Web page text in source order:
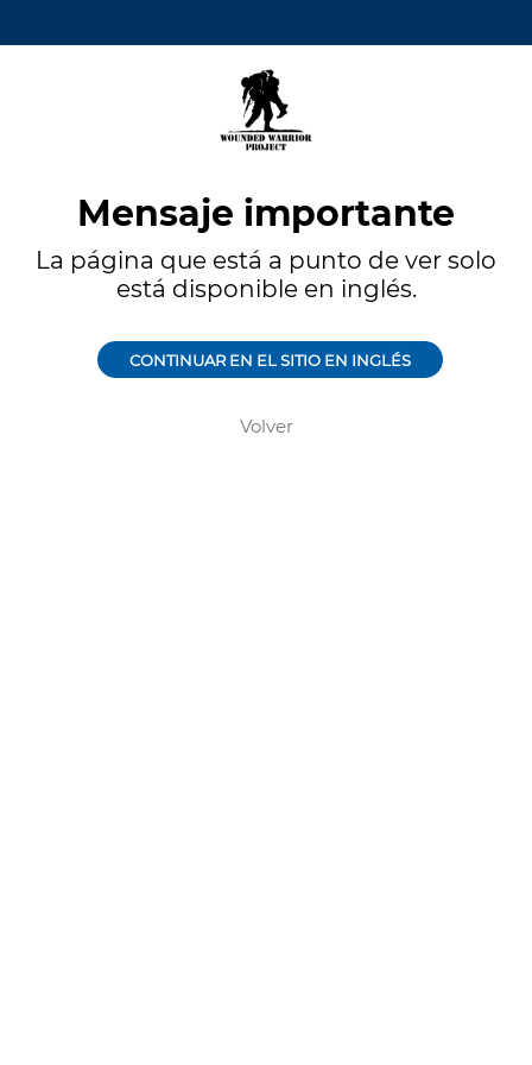
Mensaje importante
La página que está a punto de ver solo
está disponible en inglés.
CONTINUAR EN EL SITIO EN INGLÉS
Volver